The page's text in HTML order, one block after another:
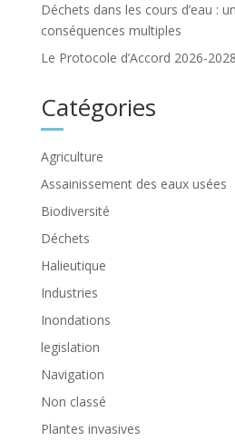
Déchets dans les cours d’eau :
conséquences multiples
Le Protocole d’Accord 2026-
Catégories
Agriculture
Assainissement des eaux usées
Biodiversité
Déchets
Halieutique
Industries
Inondations
legislation
Navigation
Non classé
Plantes invasives